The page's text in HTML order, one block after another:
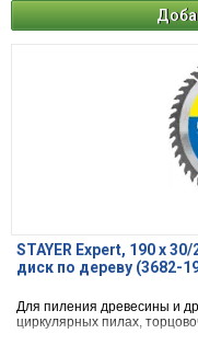
STAYER Expert, 190 x
диск по дереву (3682-
Для пиления древесины и
циркулярных пилах,